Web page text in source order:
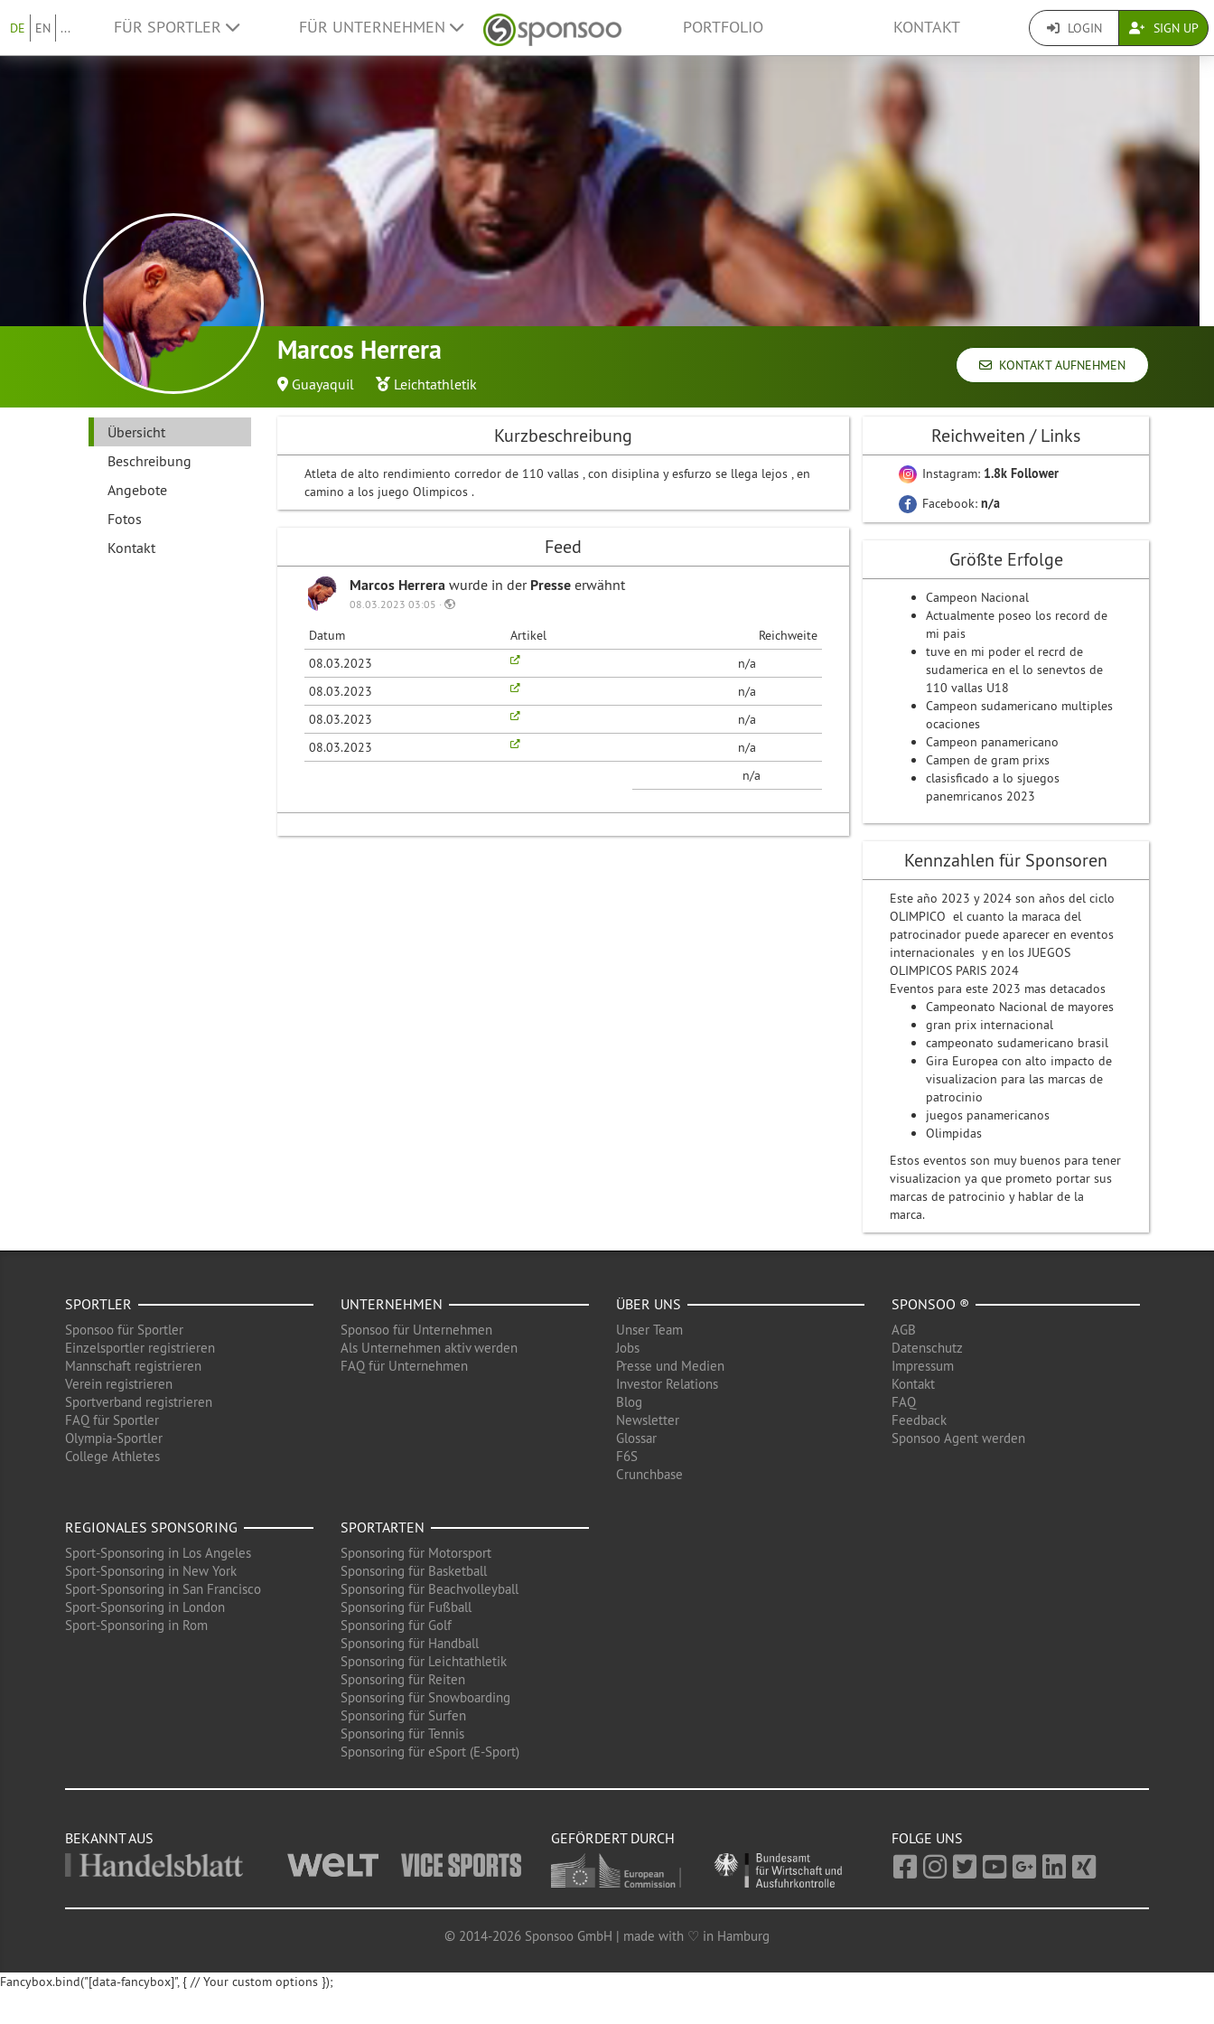
DE EN ... FÜR SPORTLER FÜR UNTERNEHMEN PORTFOLIO KONTAKT LOGIN SIGN UP
Marcos Herrera
Guayaquil Leichtathletik
KONTAKT AUFNEHMEN
Übersicht
Beschreibung
Angebote
Fotos
Kontakt
Kurzbeschreibung
Atleta de alto rendimiento corredor de 110 vallas , con disiplina y esfurzo se llega lejos , en
camino a los juego Olimpicos .
Feed
Marcos Herrera wurde in der Presse erwähnt
08.03.2023 03:05 ·
Datum Artikel
Reichweite
08.03.2023
n/a
08.03.2023
n/a
08.03.2023
n/a
08.03.2023
n/a
n/a
Reichweiten / Links
Instagram: 1.8k Follower
Facebook:n/a
Größte Erfolge
Campeon Nacional
Actualmente poseo los record de
mi pais
tuve en mi poder el recrd de
sudamerica en el lo senevtos de
110 vallas U18
Campeon sudamericano multiples
ocaciones
Campeon panamericano
Campen de gram prixs
clasisficado a lo sjuegos
panemricanos 2023
Kennzahlen für Sponsoren
Este año 2023 y 2024 son años del ciclo
OLIMPICO el cuanto la maraca del
patrocinador puede aparecer en eventos
internacionales y en los JUEGOS
OLIMPICOS PARIS 2024
Eventos para este 2023 mas detacados
Campeonato Nacional de mayores
gran prix internacional
campeonato sudamericano brasil
Gira Europea con alto impacto de
visualizacion para las marcas de
patrocinio
juegos panamericanos
Olimpidas
Estos eventos son muy buenos para tener
visualizacion ya que prometo portar sus
marcas de patrocinio y hablar de la
marca.
SPORTLER
Sponsoo für Sportler
Einzelsportler registrieren
Mannschaft registrieren
Verein registrieren
Sportverband registrieren
FAQ für Sportler
Olympia-Sportler
College Athletes
UNTERNEHMEN
Sponsoo für Unternehmen
Als Unternehmen aktiv werden
FAQ für Unternehmen
ÜBER UNS
Unser Team
Jobs
Presse und Medien
Investor Relations
Blog
Newsletter
Glossar
F6S
Crunchbase
SPONSOO ®
AGB
Datenschutz
Impressum
Kontakt
FAQ
Feedback
Sponsoo Agent werden
REGIONALES SPONSORING
Sport-Sponsoring in Los Angeles
Sport-Sponsoring in New York
Sport-Sponsoring in San Francisco
Sport-Sponsoring in London
Sport-Sponsoring in Rom
SPORTARTEN
Sponsoring für Motorsport
Sponsoring für Basketball
Sponsoring für Beachvolleyball
Sponsoring für Fußball
Sponsoring für Golf
Sponsoring für Handball
Sponsoring für Leichtathletik
Sponsoring für Reiten
Sponsoring für Snowboarding
Sponsoring für Surfen
Sponsoring für Tennis
Sponsoring für eSport (E-Sport)
BEKANNT AUS GEFÖRDERT DURCH FOLGE UNS
© 2014-2026 Sponsoo GmbH | made with ♡ in Hamburg
Fancybox.bind("[data-fancybox]", { // Your custom options });